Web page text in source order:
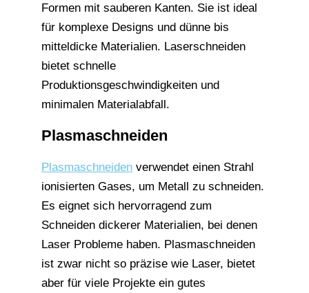
Formen mit sauberen Kanten. Sie ist ideal
für komplexe Designs und dünne bis
mitteldicke Materialien. Laserschneiden
bietet schnelle
Produktionsgeschwindigkeiten und
minimalen Materialabfall.
Plasmaschneiden
Plasmaschneiden verwendet einen Strahl
ionisierten Gases, um Metall zu schneiden.
Es eignet sich hervorragend zum
Schneiden dickerer Materialien, bei denen
Laser Probleme haben. Plasmaschneiden
ist zwar nicht so präzise wie Laser, bietet
aber für viele Projekte ein gutes